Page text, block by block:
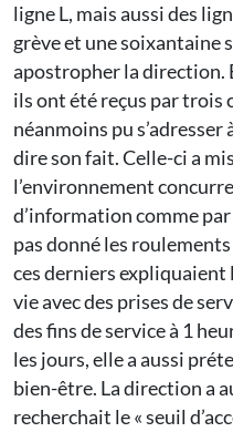
ligne L, mais aussi des
grève et une soixantaine
apostropher la direction.
ils ont été reçus par trois
néanmoins pu
dire son fait. Celle-ci a
l’environnement
d’information comme par
pas donné les
ces derniers
vie avec des prises de
des fins de service à 1
les jours, elle a aussi
bien-être. La direction a
recherchait le « seuil